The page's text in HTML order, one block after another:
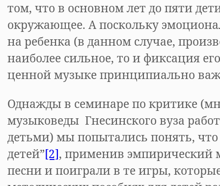
том, что в основном лет до пяти
окружающее. А поскольку
на ребенка (в данном случае,
наиболее сильное, то и фиксация
ценной музыке принципиально
Однажды в семинаре по критике
музыковеды Гнесинского вуза
детьми) мы попытались понять, что
детей”[2], применив эмпирический
песни и поиграли в те игры,